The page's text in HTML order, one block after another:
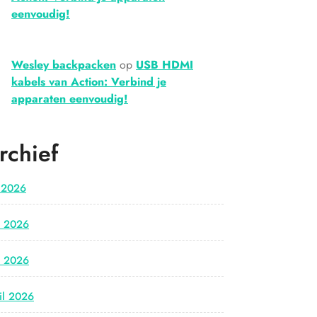
eenvoudig!
Wesley backpacken op USB HDMI
kabels van Action: Verbind je
apparaten eenvoudig!
2026
2026
2026